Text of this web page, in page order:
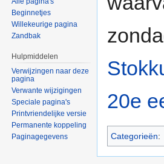
20e
Categorieën:
Beginnetjes
Willekeurige pagina
Zandbak
Hulpmiddelen
Verwijzingen naar deze
pagina
Verwante wijzigingen
Speciale pagina's
Printvriendelijke versie
Permanente koppeling
Paginagegevens